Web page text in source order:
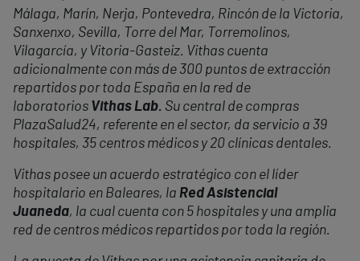
Málaga, Marín, Nerja, Pontevedra, Rincón de la Victoria,
Sanxenxo, Sevilla, Torre del Mar, Torremolinos,
Vilagarcía, y Vitoria-Gasteiz. Vithas cuenta
adicionalmente con más de 300 puntos de extracción
repartidos por toda España en la red de
laboratorios Vithas Lab. Su central de compras
PlazaSalud24, referente en el sector, da servicio a 39
hospitales, 35 centros médicos y 20 clínicas dentales.
Vithas posee un acuerdo estratégico con el líder
hospitalario en Baleares, la Red Asistencial
Juaneda, la cual cuenta con 5 hospitales y una amplia
red de centros médicos repartidos por toda la región.